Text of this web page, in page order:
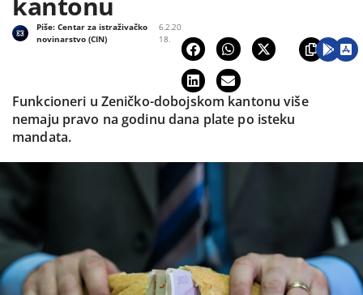
6.2.20
18.
Piše:Centar za istraživačko
novinarstvo (CIN)
Funkcioneri u Zeničko-dobojskom kantonu više
nemaju pravo na godinu dana plate po isteku
mandata.